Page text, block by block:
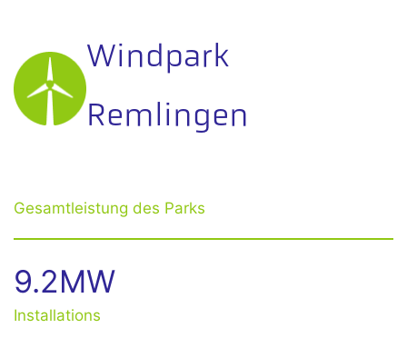
Windpark
Remlingen
Gesamtleistung des Parks
9.2MW
Installations